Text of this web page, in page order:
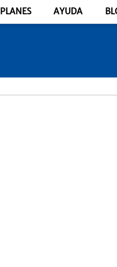
PLANES AYUDA